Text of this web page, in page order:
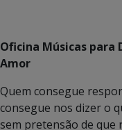
Oficina Músicas para
Amor
Quem consegue
consegue nos dizer o
sem pretensão de